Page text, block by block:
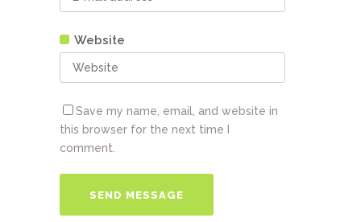
Website
Save my name, email, and website in
this browser for the next time I
comment.